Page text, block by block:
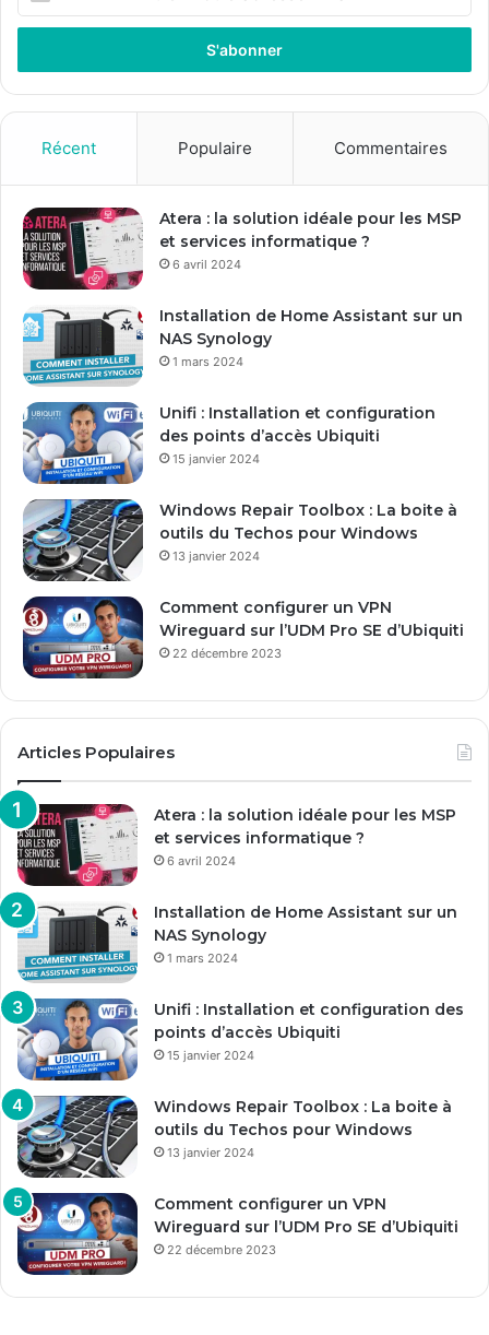
t
e
z
r
e
a
d
s
e
m
a
Récent Populaire Commentaires
Atera : la solution idéale pour les MSP
et services informatique ?
6 avril 2024
Installation de Home Assistant sur un
NAS Synology
1 mars 2024
Unifi : Installation et configuration
des points d’accès Ubiquiti
15 janvier 2024
Windows Repair Toolbox : La boite à
outils du Techos pour Windows
13 janvier 2024
Comment configurer un VPN
Wireguard sur l’UDM Pro SE d’Ubiquiti
22 décembre 2023
Articles Populaires
Atera : la solution idéale pour les MSP
et services informatique ?
6 avril 2024
Installation de Home Assistant sur un
NAS Synology
1 mars 2024
Unifi : Installation et configuration des
points d’accès Ubiquiti
15 janvier 2024
Windows Repair Toolbox : La boite à
outils du Techos pour Windows
13 janvier 2024
Comment configurer un VPN
Wireguard sur l’UDM Pro SE d’Ubiquiti
22 décembre 2023